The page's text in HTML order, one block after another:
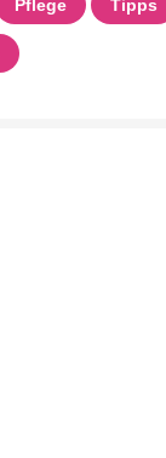
Pflege Tipps